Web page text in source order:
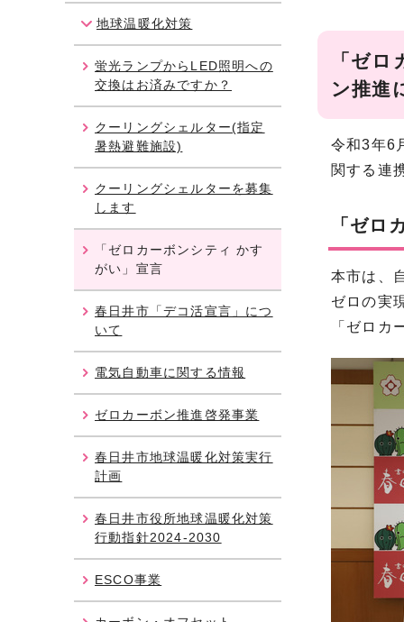
「ゼ
ン推進
令和3年6
関する連
「ゼロ
本市は、
ゼロの実
「ゼロカ
地球温暖化対策
蛍光ランプからLED照明への
交換はお済みですか？
クーリングシェルター(指定
暑熱避難施設)
クーリングシェルターを募集
します
「ゼロカーボンシティ かす
がい」宣言
春日井市「デコ活宣言」につ
いて
電気自動車に関する情報
ゼロカーボン推進啓発事業
春日井市地球温暖化対策実行
計画
春日井市役所地球温暖化対策
行動指針2024-2030
ESCO事業